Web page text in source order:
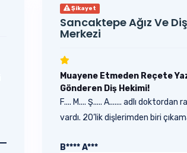
Şikayet
Sancaktepe Ağız Ve Diş
Merkezi
Muayene Etmeden Reçete
Gönderen Diş Hekimi!
F.... M.... Ş..... A....... adlı doktordan
vardı. 20’lik dişlerimden biri
B**** A***